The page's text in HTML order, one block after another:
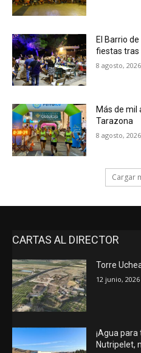
El Barrio
fiestas tras
8 agosto, 2026
Más de mil
Tarazona
8 agosto, 2026
Cargar
CARTAS AL DIRECTOR
Torre
12 junio, 2026
¡Agua
Nutripelet,